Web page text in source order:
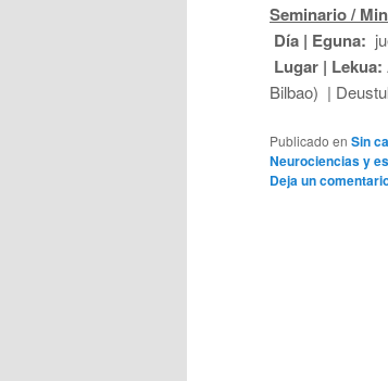
Seminario /
Día | Eguna:
Lugar | Lekua:
Bilbao) |
Publicado en Sin
Neurociencias y
Deja un